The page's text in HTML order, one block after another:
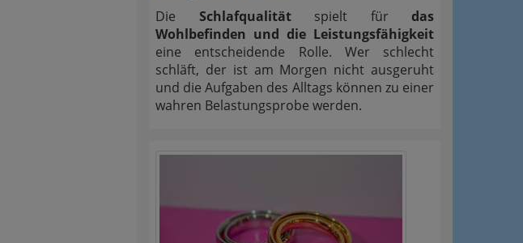
Die Schlafqualitätspielt für das
Wohlbefinden und die Leistungsfähigkeit
eine entscheidende Rolle. Wer schlecht
schläft, der ist am Morgen nicht ausgeruht
und die Aufgaben des Alltags können zu einer
wahren Belastungsprobe werden.